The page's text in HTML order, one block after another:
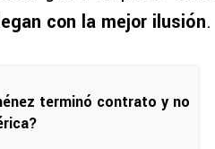
con la mejor ilusión.
terminó contrato y no